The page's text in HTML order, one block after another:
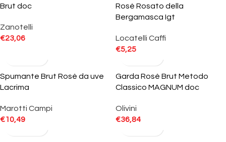
Brut doc
Zanotelli
€23,06
Rosè Rosato della
Bergamasca Igt
Locatelli Caffi
€5,25
Spumante Brut Rosè da uve
Lacrima
Marotti Campi
€10,49
Garda Rosè Brut Metodo
Classico MAGNUM doc
Olivini
€36,84